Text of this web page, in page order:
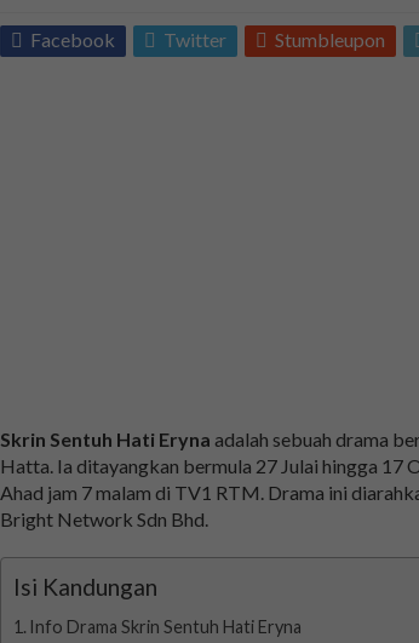
Facebook Twitter Stumbleupon
Skrin Sentuh Hati Eryna adalah sebuah drama
Hatta. Ia ditayangkan bermula 27 Julai hingga 17
Ahad jam 7 malam di TV1 RTM. Drama ini
Bright Network Sdn Bhd.
Isi Kandungan
Info Drama Skrin Sentuh Hati Eryna